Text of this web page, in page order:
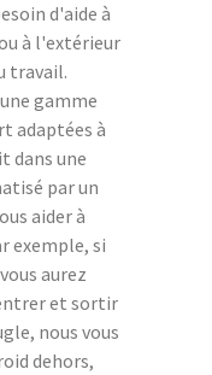
d'aide à
à l'extérieur
travail.
gamme
adaptées à
dans une
par un
aider à
exemple, si
aurez
et sortir
nous vous
dehors,